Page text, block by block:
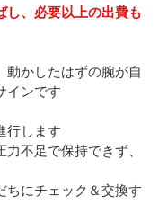
し、必要以上の出費も
動かしたはずの腕が自
インです
行します
不足で保持できず、
ちにチェック＆交換す